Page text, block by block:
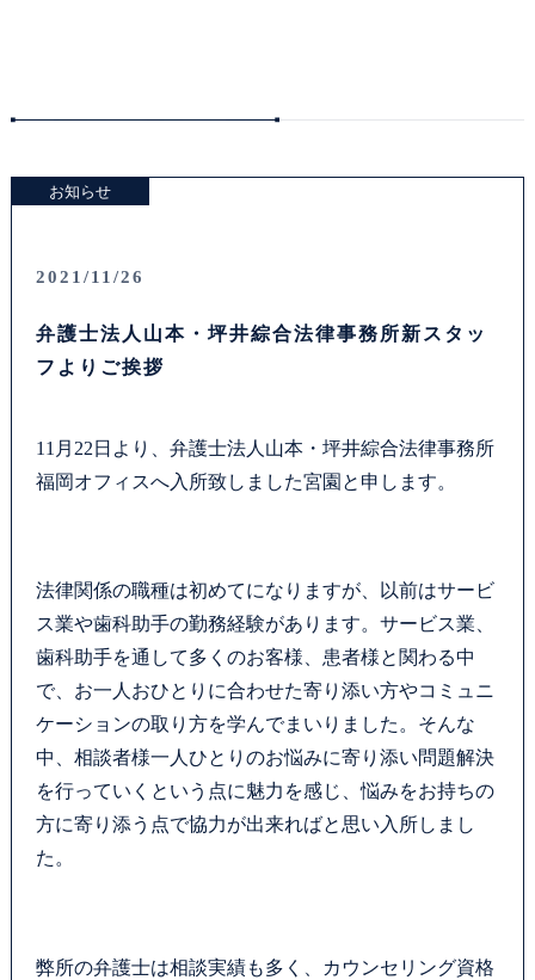
お客様の声
採用情報
アクセス
法律相談継続サポートプラン
よくあるご質問
SDGs宣言
リモート相談
お知らせ
お知らせ
2021/11/26
弁護士法人山本・坪井綜合法律事務所新スタッ
フよりご挨拶
11月22日より、弁護士法人山本・坪井綜合法律事務所
福岡オフィスへ入所致しました宮園と申します。
法律関係の職種は初めてになりますが、以前はサービ
ス業や歯科助手の勤務経験があります。サービス業、
歯科助手を通して多くのお客様、患者様と関わる中
で、お一人おひとりに合わせた寄り添い方やコミュニ
ケーションの取り方を学んでまいりました。そんな
中、相談者様一人ひとりのお悩みに寄り添い問題解決
を行っていくという点に魅力を感じ、悩みをお持ちの
方に寄り添う点で協力が出来ればと思い入所しまし
た。
弊所の弁護士は相談実績も多く、カウンセリング資格